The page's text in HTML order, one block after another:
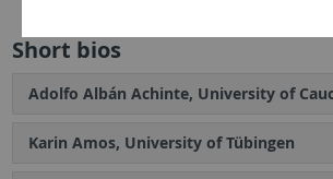
Short bios
Adolfo Albán Achinte, University of
Karin Amos, University of Tübingen